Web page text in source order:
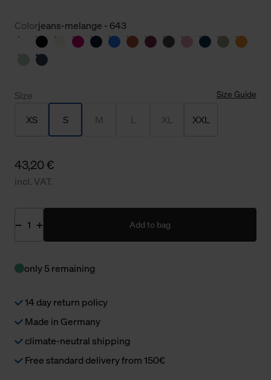
Colorjeans-melange - 643
Size Size Guide
XS S M L XL XXL
43,20 €
incl. VAT.
Add to bag
only 5 remaining
14 day return policy
Made in Germany
climate-neutral shipping
Free standard delivery from 150€